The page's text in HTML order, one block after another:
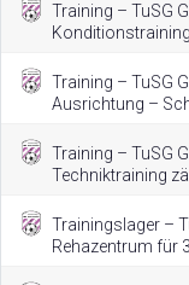
Training – TuSG
Training – TuSG
Ausrichtung –
Training – TuSG
Techniktraining
Trainingslager –
Rehazentrum für